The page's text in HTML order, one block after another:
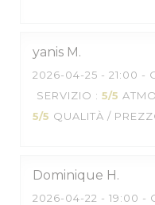
yanis M
2026-04-25 - 21:00 -
SERVIZIO : 5/5
5/5 QUALITÀ /
Dominique H
2026-04-22 - 19:00 -